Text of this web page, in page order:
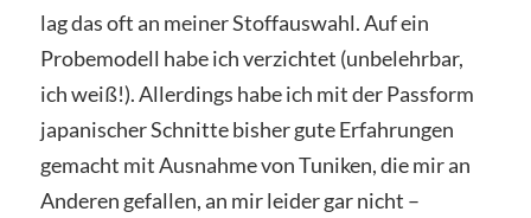
lag das oft an meiner Stoffauswahl. Auf ein
Probemodell habe ich verzichtet (unbelehrbar,
ich weiß!). Allerdings habe ich mit der Passform
japanischer Schnitte bisher gute Erfahrungen
gemacht mit Ausnahme von Tuniken, die mir an
Anderen gefallen, an mir leider gar nicht –